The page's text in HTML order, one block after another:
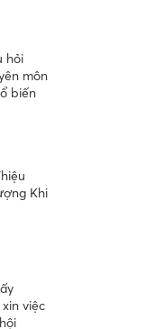
hỏi
môn
biến
Khi
việc